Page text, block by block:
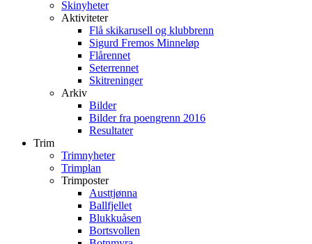
Skinyheter
Aktiviteter
Flå skikarusell og klubbrenn
Sigurd Fremos Minneløp
Flårennet
Seterrennet
Skitreninger
Arkiv
Bilder
Bilder fra poengrenn 2016
Resultater
Trim
Trimnyheter
Trimplan
Trimposter
Austtjønna
Ballfjellet
Blukkuåsen
Bortsvollen